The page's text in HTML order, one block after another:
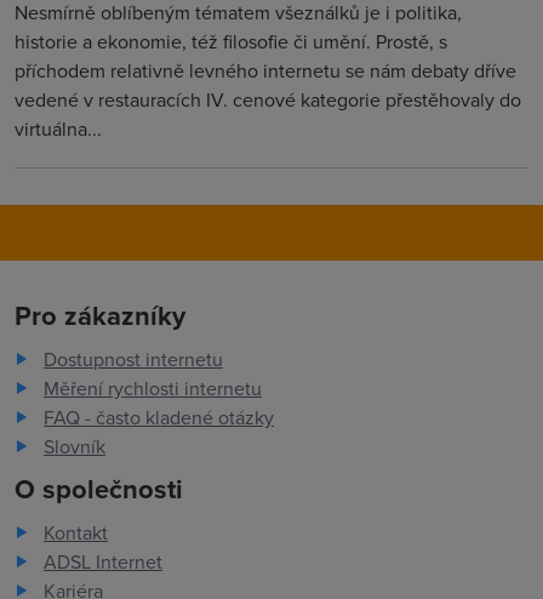
Nesmírně oblíbeným tématem všeználků je i politika,
historie a ekonomie, též filosofie či umění. Prostě, s
příchodem relativně levného internetu se nám debaty dříve
vedené v restauracích IV. cenové kategorie přestěhovaly do
virtuálna...
Pro zákazníky
Dostupnost internetu
Měření rychlosti internetu
FAQ - často kladené otázky
Slovník
O společnosti
Kontakt
ADSL Internet
Kariéra